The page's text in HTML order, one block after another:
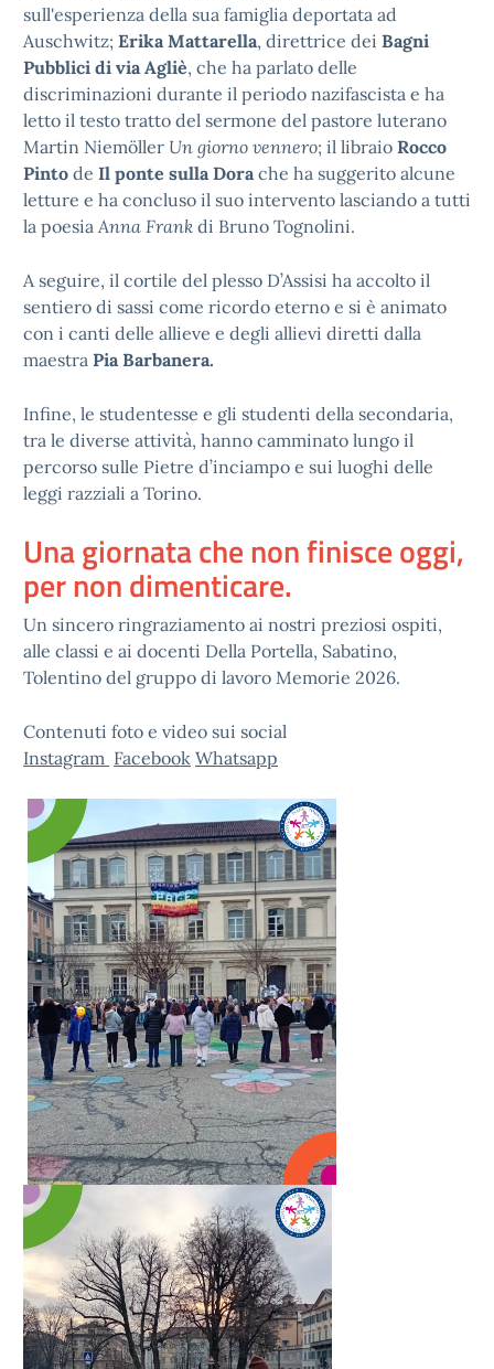
sull'esperienza della sua famiglia deportata ad
Auschwitz; Erika Mattarella, direttrice dei Bagni
Pubblici di via Agliè, che ha parlato delle
discriminazioni durante il periodo nazifascista e ha
letto il testo tratto del sermone del pastore luterano
Martin Niemöller Un giorno vennero; il libraio Rocco
Pinto de Il ponte sulla Dorache ha suggerito alcune
letture e ha concluso il suo intervento lasciando a tutti
la poesia Anna Frank di Bruno Tognolini.
A seguire, il cortile del plesso D’Assisi ha accolto il
sentiero di sassi come ricordo eterno e si è animato
con i canti delle allieve e degli allievi diretti dalla
maestra Pia Barbanera.
Infine, le studentesse e gli studenti della secondaria,
tra le diverse attività, hanno camminato lungo il
percorso sulle Pietre d’inciampo e sui luoghi delle
leggi razziali a Torino.
Una giornata che non finisce oggi,
per non dimenticare.
Un sincero ringraziamento ai nostri preziosi ospiti,
alle classi e ai docenti Della Portella, Sabatino,
Tolentino del gruppo di lavoro Memorie 2026.
Contenuti foto e video sui social
Instagram Facebook Whatsapp